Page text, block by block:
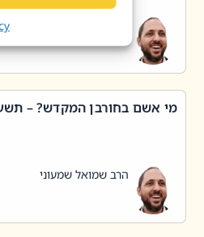
מי אשם בחורבן המקדש? –
הרב שמואל שמעוני